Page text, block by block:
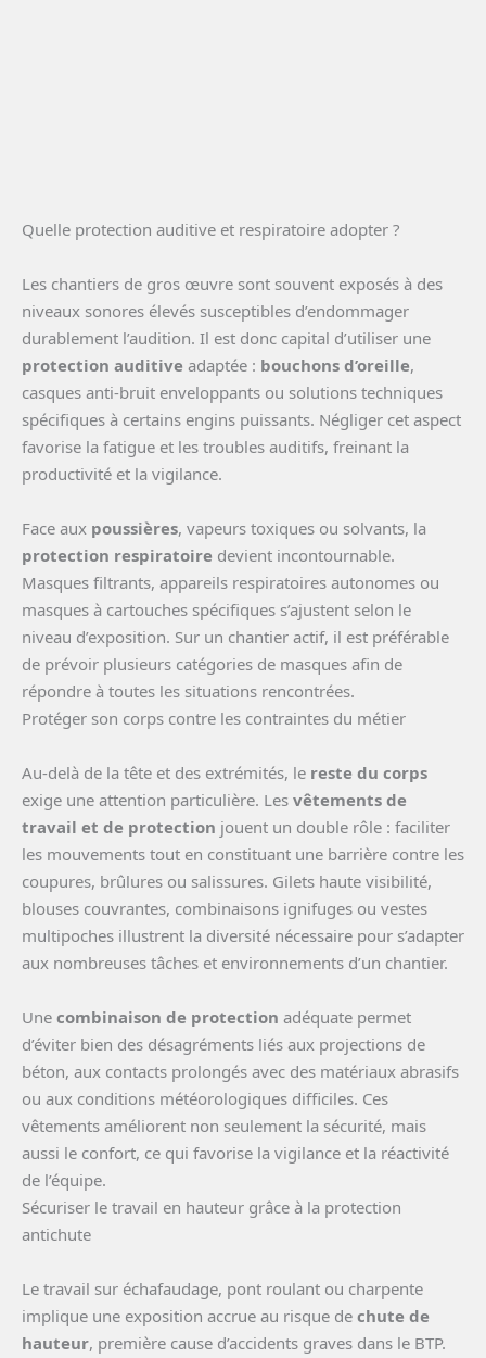
Quelle protection auditive et respiratoire adopter ?
Les chantiers de gros œuvre sont souvent exposés à des
niveaux sonores élevés susceptibles d’endommager
durablement l’audition. Il est donc capital d’utiliser une
protection auditive adaptée : bouchons d’oreille,
casques anti-bruit enveloppants ou solutions techniques
spécifiques à certains engins puissants. Négliger cet aspect
favorise la fatigue et les troubles auditifs, freinant la
productivité et la vigilance.
Face aux poussières, vapeurs toxiques ou solvants, la
protection respiratoire devient incontournable.
Masques filtrants, appareils respiratoires autonomes ou
masques à cartouches spécifiques s’ajustent selon le
niveau d’exposition. Sur un chantier actif, il est préférable
de prévoir plusieurs catégories de masques afin de
répondre à toutes les situations rencontrées.
Protéger son corps contre les contraintes du métier
Au-delà de la tête et des extrémités, le reste du corps
exige une attention particulière. Les vêtements de
travail et de protection jouent un double rôle : faciliter
les mouvements tout en constituant une barrière contre les
coupures, brûlures ou salissures. Gilets haute visibilité,
blouses couvrantes, combinaisons ignifuges ou vestes
multipoches illustrent la diversité nécessaire pour s’adapter
aux nombreuses tâches et environnements d’un chantier.
Une combinaison de protection adéquate permet
d’éviter bien des désagréments liés aux projections de
béton, aux contacts prolongés avec des matériaux abrasifs
ou aux conditions météorologiques difficiles. Ces
vêtements améliorent non seulement la sécurité, mais
aussi le confort, ce qui favorise la vigilance et la réactivité
de l’équipe.
Sécuriser le travail en hauteur grâce à la protection
antichute
Le travail sur échafaudage, pont roulant ou charpente
implique une exposition accrue au risque de chute de
hauteur, première cause d’accidents graves dans le BTP.